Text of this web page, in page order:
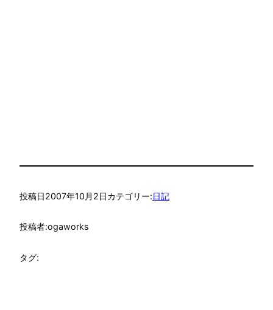
投稿日2007年10月2日カテゴリー:日記
投稿者:ogaworks
タグ: